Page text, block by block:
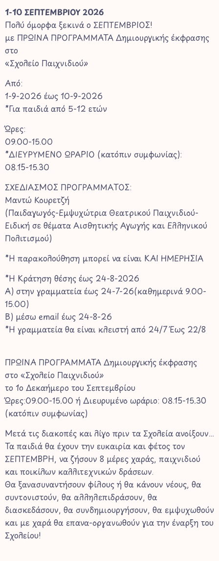
1-10 ΣΕΠΤΕΜΒΡΙΟΥ 2026
Πολύ όμορφα ξεκινά ο ΣΕΠΤΕΜΒΡΙΟΣ!
με ΠΡΩΙΝΑ ΠΡΟΓΡΑΜΜΑΤΑ Δημιουργικής έκφρασης
στο
«Σχολείο Παιχνιδιού»
Από:
1-9-2026 έως 10-9-2026
*Για παιδιά από 5-12 ετών
Ώρες:
09.00-15.00
*ΔΙΕΥΡΥΜΕΝΟ ΩΡΑΡΙΟ (κατόπιν συμφωνίας):
08.15-15.30
ΣΧΕΔΙΑΣΜΟΣ ΠΡΟΓΡΑΜΜΑΤΟΣ:
Μαντώ Κουρετζή
(Παιδαγωγός-Εμψυχώτρια Θεατρικού Παιχνιδιού-
Ειδική σε θέματα Αισθητικής Αγωγής και Ελληνικού
Πολιτισμού)
*H παρακολούθηση μπορεί να είναι ΚΑΙ ΗΜΕΡΗΣΙΑ
*Η Κράτηση θέσης έως 24-8-2026
A) στην γραμματεία έως 24-7-26(καθημερινά 9.00-
15.00)
B) μέσω email έως 24-8-26
*Η γραμματεία θα είναι κλειστή από 24/7 Έως 22/8
ΠΡΩΙΝΑ ΠΡΟΓΡΑΜΜΑΤΑ Δημιουργικής έκφρασης
στο «Σχολείο Παιχνιδιού»
το 1ο Δεκαήμερο του Σεπτεμβρίου
Ώρες:09.00-15.00 ή Διευρυμένο ωράριο: 08.15-15.30
(κατόπιν συμφωνίας)
Μετά τις διακοπές και λίγο πριν τα Σχολεία ανοίξουν…
Τα παιδιά θα έχουν την ευκαιρία και φέτος τον
ΣΕΠΤΕΜΒΡΗ, να ζήσουν 8 μέρες χαράς, παιχνιδιού
και ποικίλων καλλιτεχνικών δράσεων.
Θα ξανασυναντήσουν φίλους ή θα κάνουν νέους, θα
συντονιστούν, θα αλληλεπιδράσουν, θα
διασκεδάσουν, θα συνδημιουργήσουν, θα εμψυχωθούν
και με χαρά θα επανα-οργανωθούν για την έναρξη του
Σχολείου!